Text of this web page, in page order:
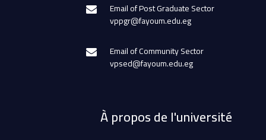
Email of Post Graduate Sector
vppgr@fayoum.edu.eg
Email of Community Sector
vpsed@fayoum.edu.eg
À propos de l'université